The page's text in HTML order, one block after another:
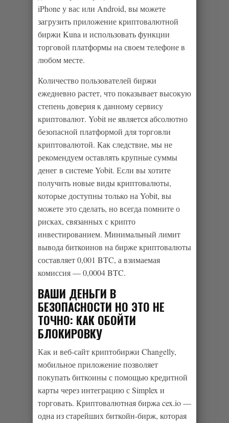
iPhone у вас или Android, вы можете
загрузить приложение криптовалютной
биржи Kuna и использовать функции
торговой платформы на своем телефоне в
любом месте.
Количество пользователей биржи
ежедневно растет, что показывает высокую
степень доверия к данному сервису
криптовалют. Yobit не является абсолютно
безопасной платформой для торговли
криптовалютой. Как следствие, мы не
рекомендуем оставлять крупные суммы
денег в системе Yobit. Если вы хотите
получить новые виды криптовалюты,
которые доступны только на Yobit, вы
можете это сделать, но всегда помните о
рисках, связанных с крипто
инвестированием. Минимальный лимит
вывода биткоинов на бирже криптовалюты
составляет 0,001 BTC, а взимаемая
комиссия — 0,0004 BTC.
ВАШИ ДЕНЬГИ В
БЕЗОПАСНОСТИ НО ЭТО НЕ
ТОЧНО: КАК ОБОЙТИ
БЛОКИРОВКУ
Как и веб-сайт криптобиржи Changelly,
мобильное приложение позволяет
покупать биткоины с помощью кредитной
карты через интеграцию с Simplex и
торговать. Криптовалютная биржа cex.io —
одна из старейших биткойн-бирж, которая